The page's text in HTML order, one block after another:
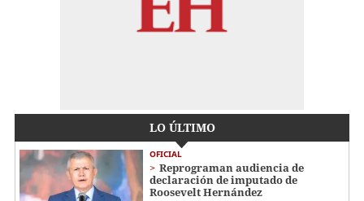
LO ÚLTIMO
OFICIAL
Reprograman audiencia de
declaración de imputado de
Roosevelt Hernández